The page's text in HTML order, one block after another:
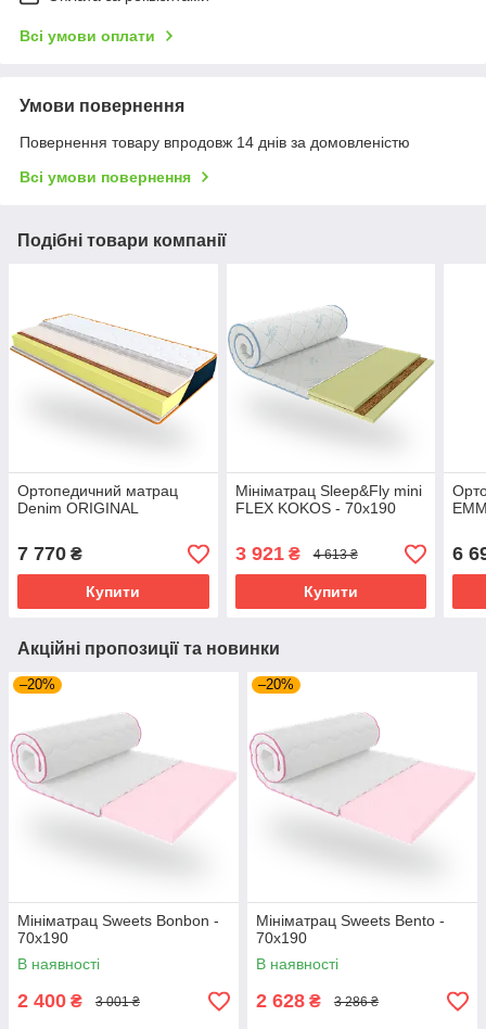
Всі умови оплати
Умови повернення
Повернення товару впродовж 14 днів за домовленістю
Всі умови повернення
Подібні товари компанії
Ортопедичний матрац
Denim ORIGINAL
7 770 ₴
Купити
Мініматрац Sleep&Fly mini
FLEX KOKOS - 70х190
3 921₴ 4 613 ₴
Купити
6
Акційні пропозиції та новинки
–20%
Мініматрац Sweets Bonbon -
70х190
В наявності
2 400 ₴ 3 001 ₴
–20%
Мініматрац Sweets Bento -
70х190
В наявності
2 628 ₴ 3 286 ₴